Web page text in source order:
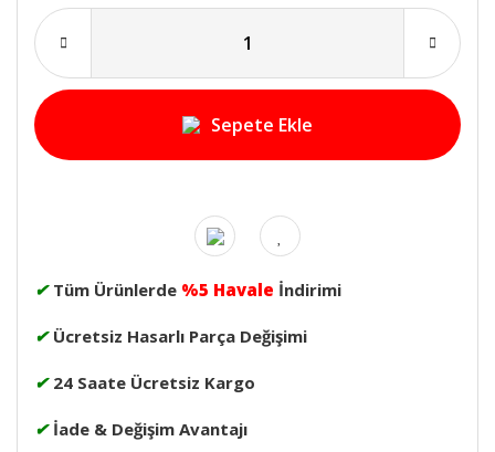
Sepete Ekle
✔ Tüm Ürünlerde %5 Havale İndirimi
✔ Ücretsiz Hasarlı Parça Değişimi
✔ 24 Saate Ücretsiz Kargo
✔ İade & Değişim Avantajı